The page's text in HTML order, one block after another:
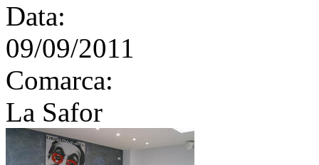
Data:
09/09/2011
Comarca:
La Safor